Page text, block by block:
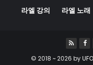
라엘 강의 라엘 노래
© 2018 ~2026 by